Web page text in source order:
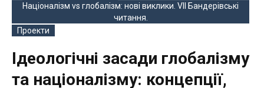
Націоналізм vs глобалізм: нові виклики. VIІ Бандерівські
читання.
Проекти
Ідеологічні засади глобалізму
та націоналізму: концепції,